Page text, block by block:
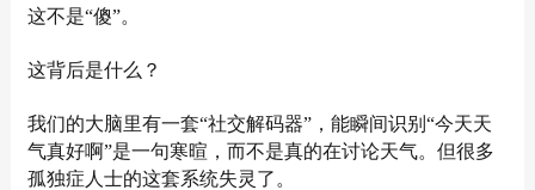
这不是“傻”。
这背后是什么？
我们的大脑里有一套“社交解码器”，能瞬间识别“今天天
气真好啊”是一句寒暄，而不是真的在讨论天气。但很多
孤独症人士的这套系统失灵了。